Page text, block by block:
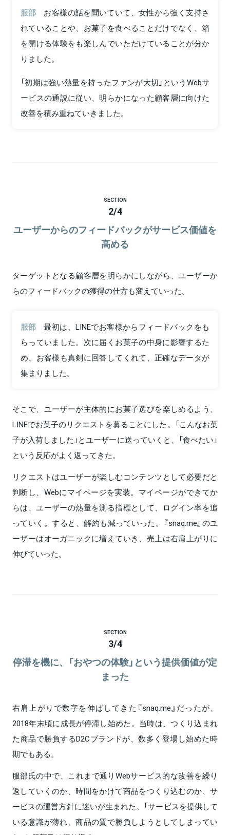
服部
お客様の話を聞いていて、女性から強く支持さ
れていることや、お菓子を食べることだけでなく、箱
を開ける体験をも楽しんでいただけていることが分か
りました。
「初期は強い熱量を持ったファンが大切」というWebサ
ービスの通説に従い、明らかになった顧客層に向けた
改善を積み重ねていきました。
SECTION
2/4
ユーザーからのフィードバックがサービス価値を
高める
ターゲットとなる顧客層を明らかにしながら、ユーザーか
らのフィードバックの獲得の仕方も変えていった。
服部
最初は、LINEでお客様からフィードバックをも
らっていました。次に届くお菓子の中身に影響するた
め、お客様も真剣に回答してくれて、正確なデータが
集まりました。
そこで、ユーザーが主体的にお菓子選びを楽しめるよう、
LINEでお菓子のリクエストを募ることにした。「こんなお菓
子が入荷しました」とユーザーに送っていくと、「食べたい」
という反応がよく返ってきた。
リクエストはユーザーが楽しむコンテンツとして必要だと
判断し、Webにマイページを実装。マイページができてか
らは、ユーザーの熱量を測る指標として、ログイン率を追
っていく。すると、解約も減っていった。『snaq.me』のユ
ーザーはオーガニックに増えていき、売上は右肩上がりに
伸びていった。
SECTION
3/4
停滞を機に、「おやつの体験」という提供価値が定
まった
右肩上がりで数字を伸ばしてきた『snaq.me』だったが、
2018年末頃に成長が停滞し始めた。当時は、つくり込まれ
た商品で勝負するD2Cブランドが、数多く登場し始めた時
期でもある。
服部氏の中で、これまで通りWebサービス的な改善を繰り
返していくのか、時間をかけて商品をつくり込むのか、サ
ービスの運営方針に迷いが生まれた。「サービスを提供して
いる意識が薄れ、商品の質で勝負しようとしてしまってい